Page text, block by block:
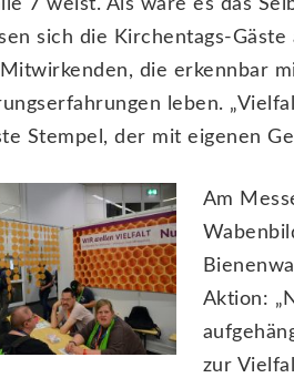
7 weist. Als wäre es das
sich die Kirchentags-
die erkennbar
leben.
Stempel, der mit eigenen
Am
Aktion:
zur